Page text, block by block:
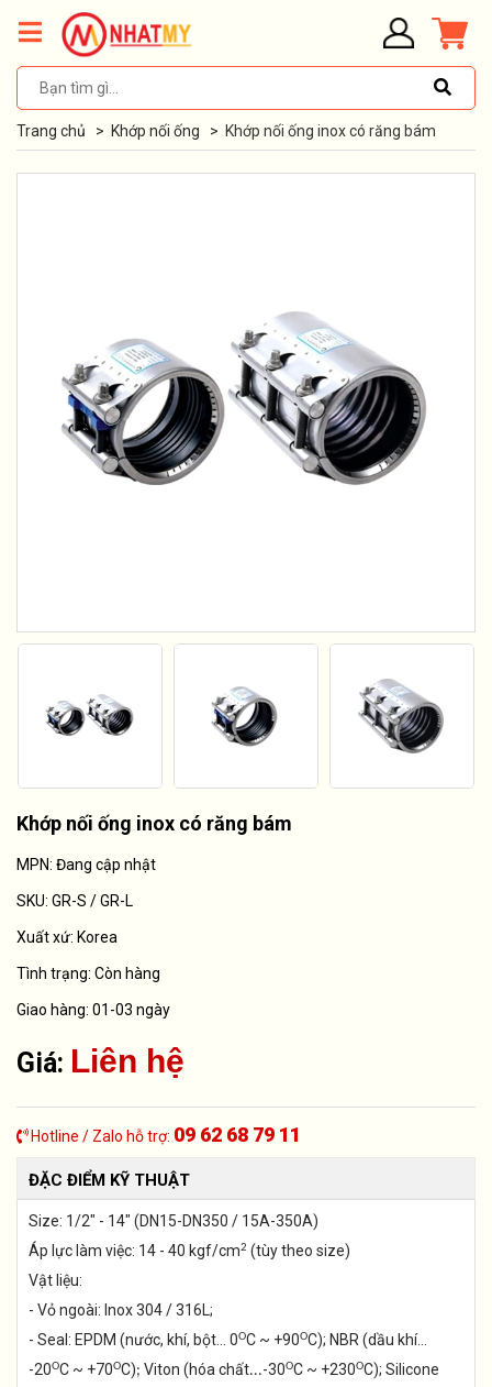
Trang chủ > Khớp nối ống > Khớp nối ống inox có răng bám
Khớp nối ống inox có răng bám
MPN: Đang cập nhật
SKU: GR-S / GR-L
Xuất xứ: Korea
Tình trạng: Còn hàng
Giao hàng: 01-03 ngày
Giá: Liên hệ
Hotline / Zalo hỗ trợ: 09 62 68 79 11
ĐẶC ĐIỂM KỸ THUẬT
Size: 1/2" - 14" (DN15-DN350 / 15A-350A)
Áp lực làm việc: 14 - 40 kgf/cm2 (tùy theo size)
Vật liệu:
- Vỏ ngoài: Inox 304 / 316L;
- Seal: EPDM (nước, khí, bột... 0OC ~ +90OC); NBR (dầu khí...
-20OC ~ +70OC); Viton (hóa chất...-30OC ~ +230OC); Silicone